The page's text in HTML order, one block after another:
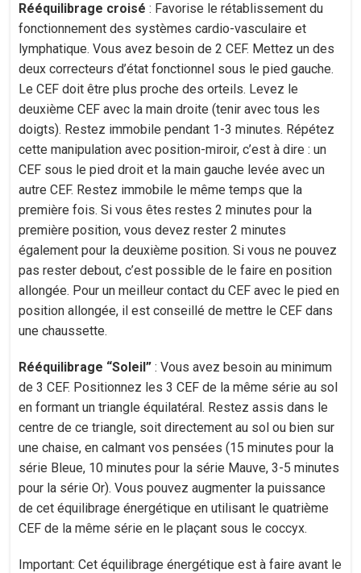
Rééquilibrage croisé : Favorise le rétablissement du
fonctionnement des systèmes cardio-vasculaire et
lymphatique. Vous avez besoin de 2 CEF. Mettez un des
deux correcteurs d’état fonctionnel sous le pied gauche.
Le CEF doit être plus proche des orteils. Levez le
deuxième CEF avec la main droite (tenir avec tous les
doigts). Restez immobile pendant 1-3 minutes. Répétez
cette manipulation avec position-miroir, c’est à dire : un
CEF sous le pied droit et la main gauche levée avec un
autre CEF. Restez immobile le même temps que la
première fois. Si vous êtes restes 2 minutes pour la
première position, vous devez rester 2 minutes
également pour la deuxième position. Si vous ne pouvez
pas rester debout, c’est possible de le faire en position
allongée. Pour un meilleur contact du CEF avec le pied en
position allongée, il est conseillé de mettre le CEF dans
une chaussette.
Rééquilibrage “Soleil” : Vous avez besoin au minimum
de 3 CEF. Positionnez les 3 CEF de la même série au sol
en formant un triangle équilatéral. Restez assis dans le
centre de ce triangle, soit directement au sol ou bien sur
une chaise, en calmant vos pensées (15 minutes pour la
série Bleue, 10 minutes pour la série Mauve, 3-5 minutes
pour la série Or). Vous pouvez augmenter la puissance
de cet équilibrage énergétique en utilisant le quatrième
CEF de la même série en le plaçant sous le coccyx.
Important: Cet équilibrage énergétique est à faire avant le